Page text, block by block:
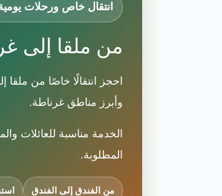
انتقال خاص ورحلات
من ملقا إلى
احجز انتقالًا خاصًا من
وأبرز مناطق غرناطة.
الخدمة مناسبة للعائلات
المطلوبة.
من الفندق إلى الفندق